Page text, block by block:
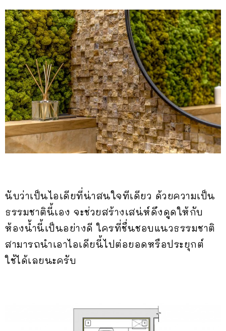
นับว่าเป็นไอเดียที่น่าสนใจทีเดียว ด้วยความเป็น
ธรรมชาตินี้เอง จะช่วยสร้างเสน่ห์ดึงดูดให้กับ
ห้องน้ำนี้เป็นอย่างดี ใครที่ชื่นชอบแนวธรรมชาติ
สามารถนำเอาไอเดียนี้ไปต่อยอดหรือประยุกต์
ใช้ได้เลยนะครับ